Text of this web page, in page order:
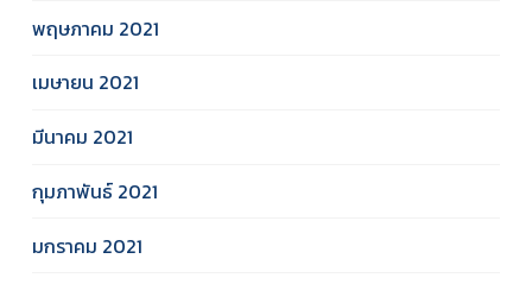
พฤษภาคม 2021
เมษายน 2021
มีนาคม 2021
กุมภาพันธ์ 2021
มกราคม 2021